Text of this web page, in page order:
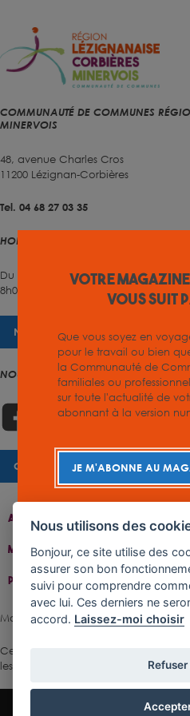
Accueil Contact Plan Du Site
Mentions Légales Gestion De
Politique De Confidentialité
COMMUNAUTÉ DE COMMUNES
MINERVOIS
48, avenue Charles Cros
11200 Lézignan-Corbières
Tel. 04 68 27 03 35
HORAIRES D'OUVERTURE
Du lundi au vendredi
8h00 – 12h00 et 13h30 – 17h00
NOUS CONTACTER
NOUS SUIVRE
CHARTE GRAPHIQUE
Made with ♥ by Rangoon
Ce site est protégé par reCAPTCHA.
les conditions d'utilisation
de Google
Votre magazine
vous suit
Que vous soyez en
pour le travail ou bien
la Communauté de
familiales ou
sur toute l'actualité de
abonnant à la version
JE M'ABONNE AU
Nous utilisons des
Bonjour, ce site utilise des
assurer son bon
suivi pour comprendre
avec lui. Ces derniers ne
accord. Laissez-moi choisir